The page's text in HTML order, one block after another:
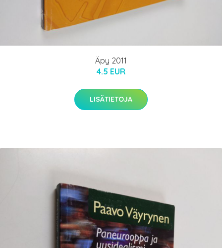
Äpy 2011
4.5 EUR
LISÄTIETOJA